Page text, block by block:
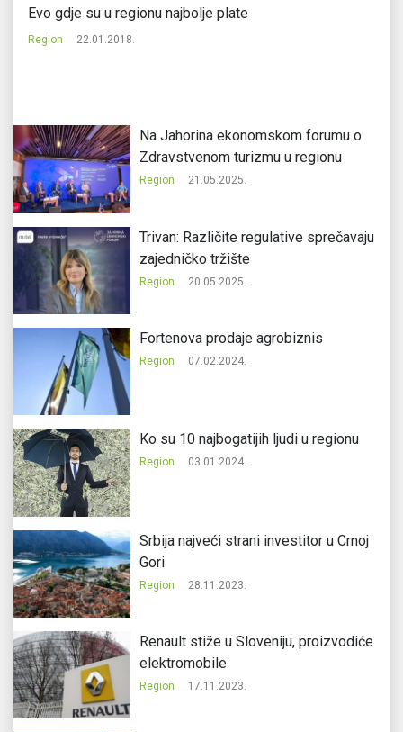
Evo gdje su u regionu najbolje plate
Region 22.01.2018.
Na Jahorina ekonomskom forumu o
Zdravstvenom turizmu u regionu
Region 21.05.2025.
Trivan: Različite regulative sprečavaju
zajedničko tržište
Region 20.05.2025.
Fortenova prodaje agrobiznis
Region 07.02.2024.
Ko su 10 najbogatijih ljudi u regionu
Region 03.01.2024.
Srbija najveći strani investitor u Crnoj
Gori
Region 28.11.2023.
Renault stiže u Sloveniju, proizvodiće
elektromobile
Region 17.11.2023.